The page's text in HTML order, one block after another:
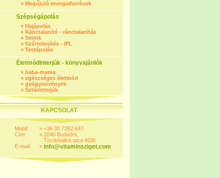
» Megújuló energiaforrások
Szépségápolás
» Hajápolás
» Ránctalanító - ránctalanítás
» Smink
» Szőrtelenítés - IPL
» Testápolás
Életmódinterjúk - könyvajánlók
» baba-mama
» egészséges életmód
» gyógynövények
» Sztárinterjúk
KAPCSOLAT
Mobil:
Cím:
E-mail:
»
»
»
+36 30 7262 647
2040 Budaörs,
Törökbálinti utca 42/B
info@vitaminsziget.com